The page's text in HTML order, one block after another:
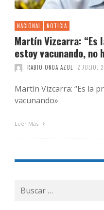
NACIONAL NOTICIA
Martín Vizcarra: “Es
estoy vacunando, no
RADIO ONDA AZUL 2 JULIO,
Martín Vizcarra: “Es la
vacunando»
Leer Más
Buscar
por: